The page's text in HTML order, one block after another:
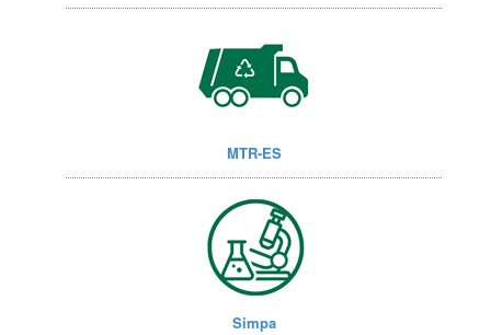
MTR-ES
Simpa